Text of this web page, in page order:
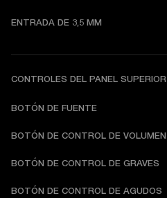
ENTRADA DE 3,5 MM
CONTROLES DEL PANEL SUPERIOR
BOTÓN DE FUENTE
BOTÓN DE CONTROL DE VOLUMEN
BOTÓN DE CONTROL DE GRAVES
BOTÓN DE CONTROL DE AGUDOS